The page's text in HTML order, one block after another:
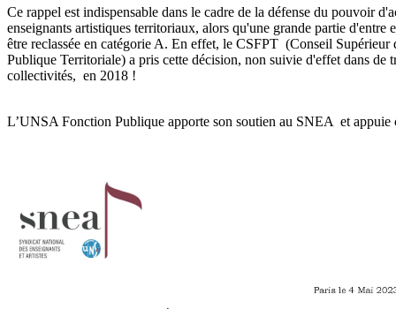
Ce rappel est indispensable dans le cadre de la défense du pouvoir
enseignants artistiques territoriaux, alors qu'une grande partie d'entre
être reclassée en catégorie A. En effet, le CSFPT (Conseil Supérieur
Publique Territoriale) a pris cette décision, non suivie d'effet dans de
collectivités, en 2018 !
L’UNSA Fonction Publique apporte son soutien au SNEA et appuie